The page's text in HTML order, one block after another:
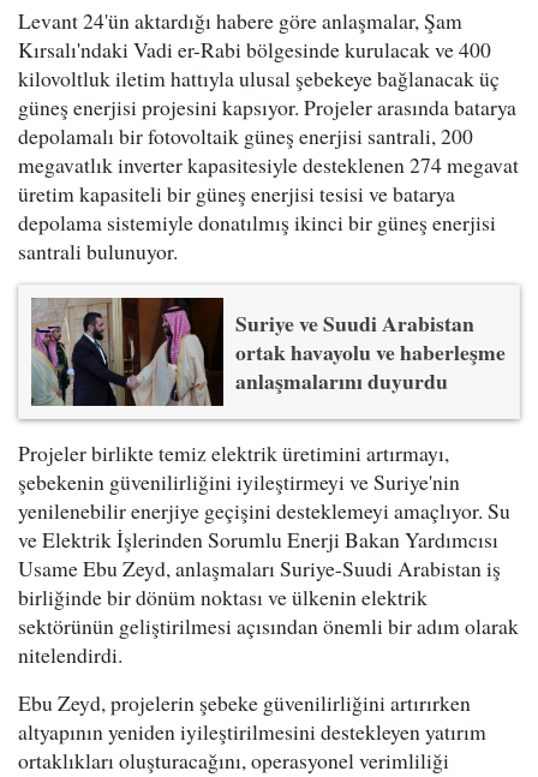
Levant 24'ün aktardığı habere göre anlaşmalar, Şam
Kırsalı'ndaki Vadi er-Rabi bölgesinde kurulacak ve 400
kilovoltluk iletim hattıyla ulusal şebekeye bağlanacak üç
güneş enerjisi projesini kapsıyor. Projeler arasında batarya
depolamalı bir fotovoltaik güneş enerjisi santrali, 200
megavatlık inverter kapasitesiyle desteklenen 274 megavat
üretim kapasiteli bir güneş enerjisi tesisi ve batarya
depolama sistemiyle donatılmış ikinci bir güneş enerjisi
santrali bulunuyor.
Suriye ve Suudi Arabistan
ortak havayolu ve haberleşme
anlaşmalarını duyurdu
Projeler birlikte temiz elektrik üretimini artırmayı,
şebekenin güvenilirliğini iyileştirmeyi ve Suriye'nin
yenilenebilir enerjiye geçişini desteklemeyi amaçlıyor. Su
ve Elektrik İşlerinden Sorumlu Enerji Bakan Yardımcısı
Usame Ebu Zeyd, anlaşmaları Suriye-Suudi Arabistan iş
birliğinde bir dönüm noktası ve ülkenin elektrik
sektörünün geliştirilmesi açısından önemli bir adım olarak
nitelendirdi.
Ebu Zeyd, projelerin şebeke güvenilirliğini artırırken
altyapının yeniden iyileştirilmesini destekleyen yatırım
ortaklıkları oluşturacağını, operasyonel verimliliği